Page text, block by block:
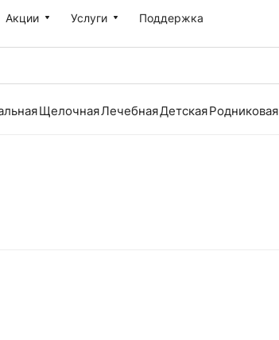
Акции Услуги Поддержка
ЩелочнаяЛечебнаяДетскаяРодниковая